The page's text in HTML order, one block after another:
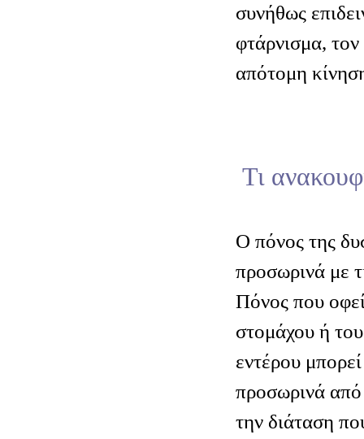
συνήθως
φτάρνισμα,
απότομη
Τι
Ο πόνος της
προσωρινά με
Πόνος που
στομάχου ή
εντέρου
προσωρινά από
την διάταση